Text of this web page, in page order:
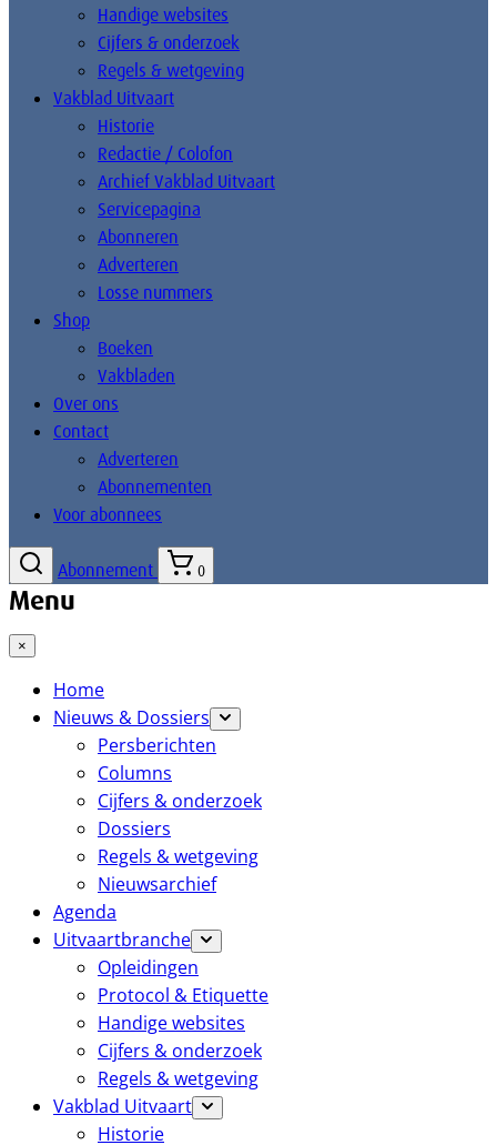
Handige websites
Cijfers & onderzoek
Regels & wetgeving
Vakblad Uitvaart
Historie
Redactie / Colofon
Archief Vakblad Uitvaart
Servicepagina
Abonneren
Adverteren
Losse nummers
Shop
Boeken
Vakbladen
Over ons
Contact
Adverteren
Abonnementen
Voor abonnees
Abonnement 0
Menu
×
Home
Nieuws & Dossiers
Persberichten
Columns
Cijfers & onderzoek
Dossiers
Regels & wetgeving
Nieuwsarchief
Agenda
Uitvaartbranche
Opleidingen
Protocol & Etiquette
Handige websites
Cijfers & onderzoek
Regels & wetgeving
Vakblad Uitvaart
Historie